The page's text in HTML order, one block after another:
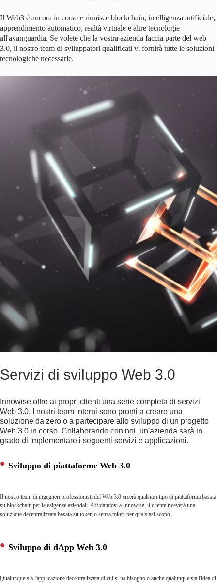
Il Web3 è ancora in corso e riunisce blockchain, intelligenza artificiale,
apprendimento automatico, realtà virtuale e altre tecnologie
all'avanguardia. Se volete che la vostra azienda faccia parte del web
3.0, il nostro team di sviluppatori qualificati vi fornirà tutte le soluzioni
tecnologiche necessarie.
Servizi di sviluppo Web 3.0
Innowise offre ai propri clienti una serie completa di servizi
Web 3.0. I nostri team interni sono pronti a creare una
soluzione da zero o a partecipare allo sviluppo di un progetto
Web 3.0 in corso. Collaborando con noi, un'azienda sarà in
grado di implementare i seguenti servizi e applicazioni.
Sviluppo di piattaforme Web 3.0
Il nostro team di ingegneri professionisti del Web 3.0 creerà qualsiasi tipo di piattaforma basata
su blockchain per le esigenze aziendali. Affidandosi a Innowise, il cliente riceverà una
soluzione decentralizzata basata su token o senza token per qualsiasi scopo.
Sviluppo di dApp Web 3.0
Qualunque sia l'applicazione decentralizzata di cui si ha bisogno o anche qualunque sia l'idea di